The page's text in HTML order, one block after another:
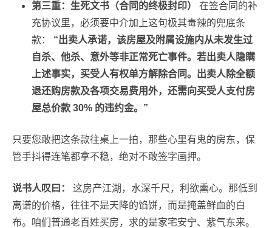
第三重：生死文书（合同的终极封印）
在签合同的补
充协议里，必须要中介加上这句极其毒辣的兜底条
款： “出卖人承诺，该房屋及附属设施内从未发生过
自杀、他杀、意外等非正常死亡事件。若出卖人隐瞒
上述事实，买受人有权单方解除合同。出卖人除全额
退还购房款及各项交易费用外，还需向买受人支付房
屋总价款 30% 的违约金。”
只要您敢把这条款往桌上一拍，那些心里有鬼的房东，保
管手抖得连笔都拿不稳，绝对不敢签字画押。
说书人叹曰：
这房产江湖，水深千尺，利欲熏心。那低到
离谱的价格，往往不是天降的馅饼，而是掩盖鲜血的白
布。咱们普通老百姓买房，求的是家宅安宁、紫气东来。